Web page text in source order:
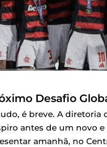
Desafio
é breve. A
antes de um novo
amanhã, no